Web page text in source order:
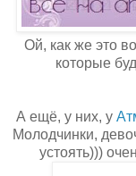
Ой, как же это
которые
А ещё, у них, у
Молодчинки,
устоять)))